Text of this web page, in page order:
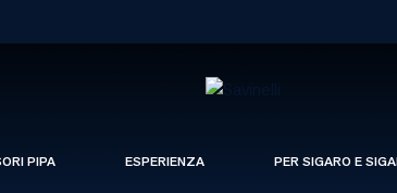
PIPA ESPERIENZA PER SIGARO E